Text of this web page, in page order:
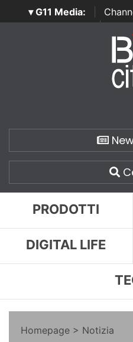
▾ G11 Media:
SecurityOpenLab |
PRODOTTI
DIGITAL LIFE
Homepage > Notizia